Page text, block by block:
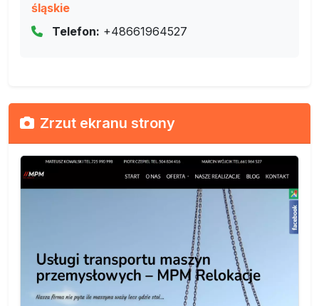
śląskie
Telefon: +48661964527
Zrzut ekranu strony